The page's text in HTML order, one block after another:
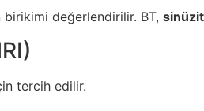
birikimi değerlendirilir. BT,
tercih edilir.